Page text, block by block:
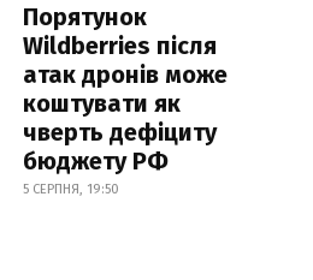
Порятунок
Wildberries після
атак дронів може
коштувати як
чверть дефіциту
бюджету РФ
5 СЕРПНЯ, 19:50